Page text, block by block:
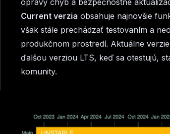
opravy chýb a bezpečnostné
Current verzia obsahuje najnovšie
však stále prechádzať testovaním a
produkčnom prostredí. Aktuálne
ďalšou verziou LTS, keď sa otestujú,
komunity.